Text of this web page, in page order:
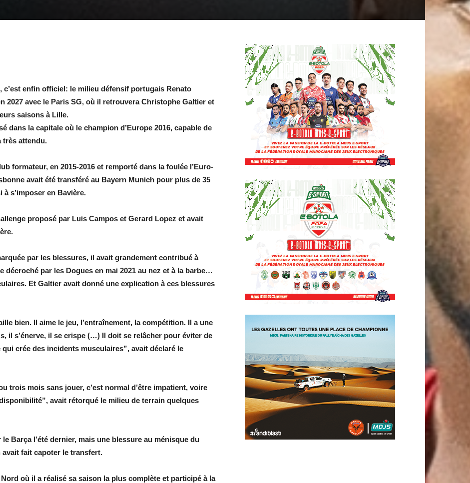
enfin officiel: le milieu défensif portugais Renato
2027 avec le Paris SG, où il retrouvera Christophe Galtier et
saisons à Lille.
dans la capitale où le champion d’Europe 2016, capable de
très attendu.
formateur, en 2015-2016 et remporté dans la foulée l’Euro-
avait été transféré au Bayern Munich pour plus de 35
à s’imposer en Bavière.
proposé par Luis Campos et Gerard Lopez et avait
par les blessures, il avait grandement contribué à
décroché par les Dogues en mai 2021 au nez et à la barbe…
Et Galtier avait donné une explication à ces blessures
bien. Il aime le jeu, l’entraînement, la compétition. Il a une
il s’énerve, il se crispe (…) Il doit se relâcher pour éviter de
crée des incidents musculaires”, avait déclaré le
trois mois sans jouer, c’est normal d’être impatient, voire
avait rétorqué le milieu de terrain quelques
Barça l’été dernier, mais une blessure au ménisque du
fait capoter le transfert.
où il a réalisé sa saison la plus complète et participé à la